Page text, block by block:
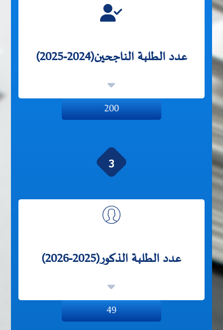
عدد الطلبة الناجحين(2024-2025)
200
3
عدد الطلبة الذكور(2025-2026)
49